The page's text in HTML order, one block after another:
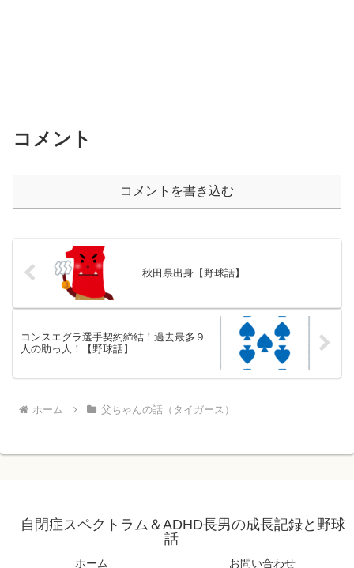
コメント
コメントを書き込む
秋田県出身【野球話】
コンスエグラ選手契約締結！過去最多９
人の助っ人！【野球話】
ホーム 父ちゃんの話（タイガース）
自閉症スペクトラム＆ADHD長男の成長記録と野球
話
ホーム お問い合わせ